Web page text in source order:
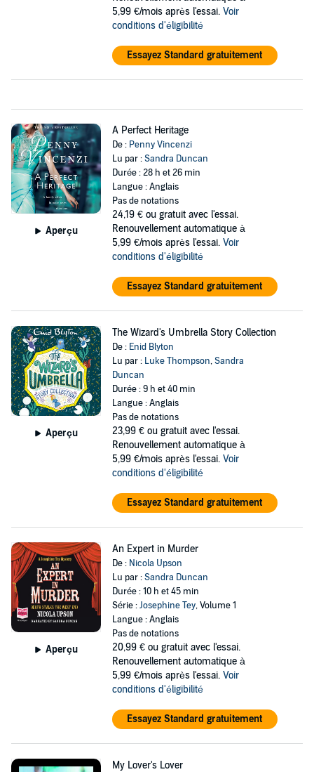
5,99 €/mois après l'essai. Voir
conditions d'éligibilité
Essayez Standard gratuitement
Aperçu
A Perfect Heritage
De : Penny Vincenzi
Lu par :Sandra Duncan
Durée : 28 h et 26 min
Langue : Anglais
Pas de notations
24,19 € ou gratuit avec l'essai.
Renouvellement automatique à
5,99 €/mois après l'essai. Voir
conditions d'éligibilité
Essayez Standard gratuitement
Aperçu
The Wizard's Umbrella Story Collection
De : Enid Blyton
Lu par : Luke Thompson,Sandra
Duncan
Durée : 9 h et 40 min
Langue : Anglais
Pas de notations
23,99 € ou gratuit avec l'essai.
Renouvellement automatique à
5,99 €/mois après l'essai. Voir
conditions d'éligibilité
Essayez Standard gratuitement
Aperçu
An Expert in Murder
De : Nicola Upson
Lu par :Sandra Duncan
Durée : 10 h et 45 min
Série :Josephine Tey, Volume 1
Langue : Anglais
Pas de notations
20,99 € ou gratuit avec l'essai.
Renouvellement automatique à
5,99 €/mois après l'essai. Voir
conditions d'éligibilité
Essayez Standard gratuitement
My Lover's Lover